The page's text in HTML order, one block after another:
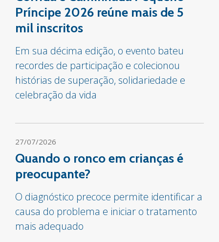
Príncipe 2026 reúne mais de 5
mil inscritos
Em sua décima edição, o evento bateu
recordes de participação e colecionou
histórias de superação, solidariedade e
celebração da vida
27/07/2026
Quando o ronco em crianças é
preocupante?
O diagnóstico precoce permite identificar a
causa do problema e iniciar o tratamento
mais adequado